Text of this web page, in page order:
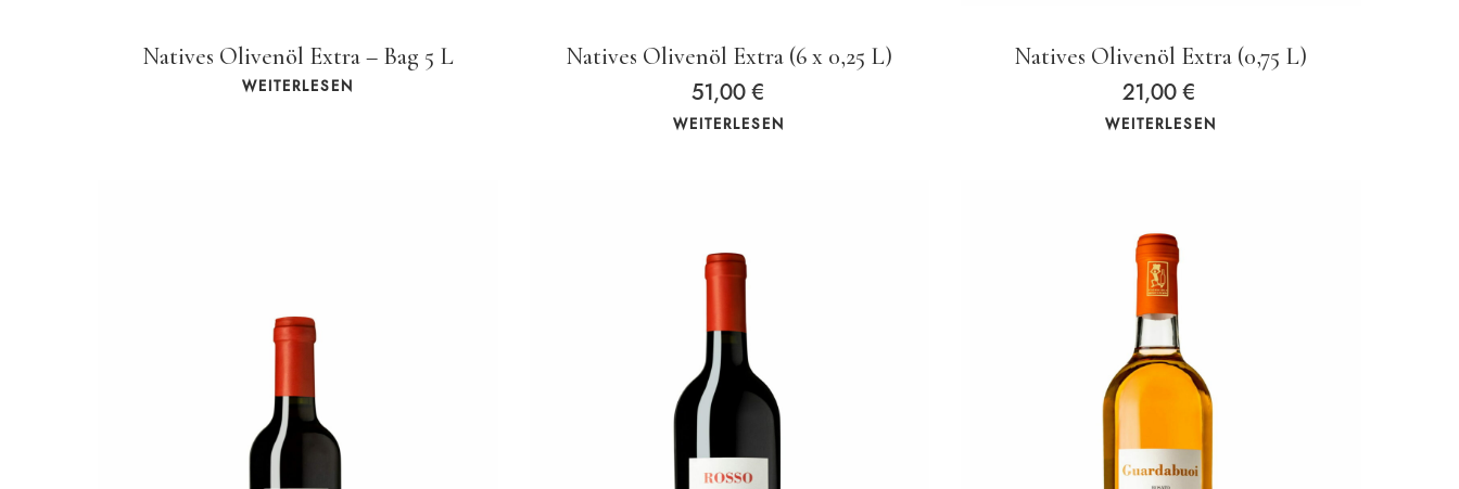
Natives Olivenöl Extra – Bag 5 L
WEITERLESEN
Natives Olivenöl Extra (6 x 0,25 L)
51,00€
WEITERLESEN
Natives Olivenöl Extra (0,75 L)
21,00€
WEITERLESEN